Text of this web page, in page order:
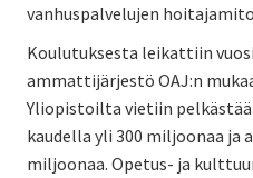
vanhuspalvelujen
Koulutuksesta leikattiin
ammattijärjestö OAJ:n
Yliopistoilta vietiin
kaudella yli 300 miljoonaa
miljoonaa. Opetus- ja